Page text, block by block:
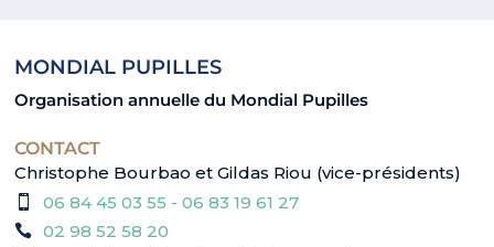
MONDIAL PUPILLES
Organisation annuelle du Mondial Pupilles
CONTACT
Christophe Bourbao et Gildas Riou (vice-présidents)
06 84 45 03 55 - 06 83 19 61 27
02 98 52 58 20